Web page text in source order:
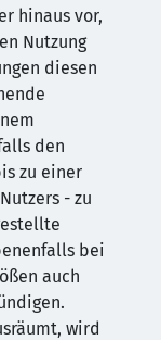
hinaus vor,
Nutzung
diesen
den
zu einer
- zu
bei
auch
wird